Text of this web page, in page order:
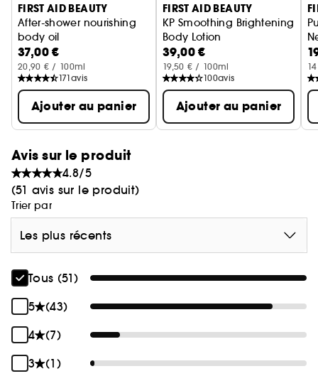
FIRST AID BEAUTY
After-shower nourishing
body oil
Huile pour le corps nourrissante 177ml
37,00 €
20,90 € / 100ml
171avis
Ajouter au panier
FIRST AID BEAUTY
KP Smoothing Brightening
Body Lotion
Lotion Corporelle Lissante
39,00 €
19,50 € / 100ml
100avis
Ajouter au panier
Avis sur le produit
4.8/5
(51 avis sur le produit)
Trier par
Les plus récents
Tous (51)
5
(43)
4
(7)
3
(1)